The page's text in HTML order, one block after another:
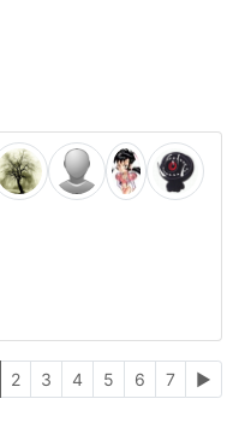
2 3 4 5 6 7 ►